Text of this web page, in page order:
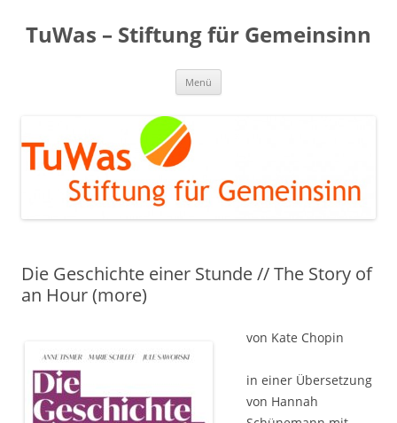
springen
TuWas – Stiftung für Gemeinsinn
Menü
Die Geschichte einer Stunde // The Story of
an Hour (more)
von Kate Chopin
in einer Übersetzung
von Hannah